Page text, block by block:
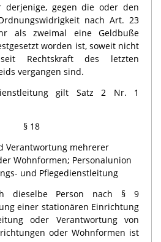
derjenige, gegen die oder den
nach Art. 23
als zweimal eine Geldbuße
worden ist, soweit nicht
Rechtskraft des letzten
vergangen sind.
gilt Satz 2 Nr. 1
§ 18
Verantwortung mehrerer
Wohnformen; Personalunion
und Pflegedienstleitung
dieselbe Person nach § 9
einer stationären Einrichtung
oder Verantwortung von
oder Wohnformen ist